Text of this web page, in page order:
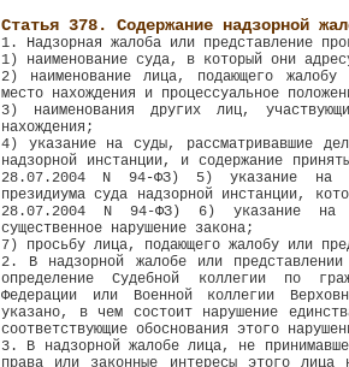
Статья 378. Содержание надзорной
1. Надзорная жалоба или представление
1) наименование суда, в который они
2) наименование лица, подающего
место нахождения и процессуальное
3) наименования других лиц,
нахождения;
4) указание на суды, рассматривавшие
надзорной инстанции, и содержание
28.07.2004 N 94-ФЗ) 5) указание на
президиума суда надзорной инстанции,
28.07.2004 N 94-ФЗ) 6) указание на
существенное нарушение закона;
7) просьбу лица, подающего жалобу или
2. В надзорной жалобе или
определение Судебной коллегии по
Федерации или Военной коллегии
указано, в чем состоит нарушение
соответствующие обоснования этого
3. В надзорной жалобе лица, не
права или законные интересы этого лица